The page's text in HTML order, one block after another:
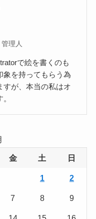
理人
で絵を書くのも
象を持ってもらう為
すが、本当の私はオ
金 土 日
1 2
7 8 9